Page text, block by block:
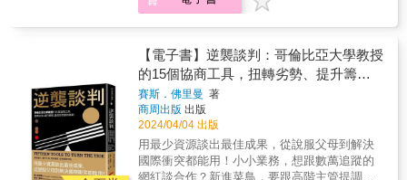
進正確的談判溝通心態和技巧。&這本書適合所
場及生活中取得成功的人，無論讀者的職業背
景、經驗閱歷、專業領域或個人興趣為何，它
不僅提供豐富的理論方法，更透過深入分析經
典電影場景，提供生動真實的案例及實用的知
識與技巧，使讀者能更加理解並應用談判溝通
的技巧和策略．面對職場及日常生活的挑戰，
提升個人生活品質，實現自己的目標和夢想。&
你，適合讀這本書嗎？莫懷疑，別猶豫，翻開
反思精進回顧自己在觀影學習過程中的成長和
收穫，並思考如何進一步提升自己的溝通技巧
慣。&加強對自身行為及態度的反思和調整。
&&持續追求個人和職業生涯的發展成長。
&&&7.理解多元文化&&觀看不同國家和文化背
景的電影，加深對文化差異的價值觀理解，提
升跨文化溝通與談判能力。提高跨文化溝通和
國際合作能力。增進對多元文化社會的敏感度
及包容心。&&拓展跨國人際網絡和就業機會。
&無論在職場上或是日常生活中，良好的談判溝
《無限賽局》作者 「雙贏談判大師告訴我們該
如何應用不可能、看似棘手的衝突來創造可能
性。尤瑞和我一樣都非常相信我們具有轉變自
己、和他人關係及這個世界的潛力，他給了我
們達成目標的工具。」 &mdash;&mdash;杜維
克（Carol Dweck），《心態致勝》作者 「50
年來，尤瑞在世界各地以其獨一無二的經歷提
供協助，幫助那些因巨大歧異而看不到和平到
來的人們。在這本標誌性的著作中，他將自己
所學到的整理成這部了不起的作品，內容非常
雅下桌，不至於撕破臉？&hellip;&hellip; &
人／中國人／法國人／美國人談判」，為何要
弱的跡象嗎？ ●談判過程中變數很多，那麼事
先計畫會有用嗎？ ●談判者除了考量所有當事
者的利益與相關法律之外，有必要考量道德問
題嗎？ &hellip;&hellip; & 本書透過心理學、政
治科學、經濟學、歷史、社會學、人類學、法
律、賽局理論、囚徒困境、決策科學、政策規
劃等領域的研究，全面介紹談判過程的概念框
架和行為方法，讓我們評估在特定情況下談判
約的那方，能夠佔據更大的優勢？你的一生
中，至少需要經過上千次甚至上萬次的談判。
談判，不是你死我活的零和遊戲，而是生活的
一部分，如何在談判後各取所需，爭取有利的
籌碼，卻又能讓對方不失顏面，甚至變得與你
更親近，是一門藝術。不論是在職場、學校、
家庭，談判都「無所不在」。親子之間的溝
通、購物時的討價還價、租屋時的租賃協議、
向公司爭取加薪升遷，乃至所有商業合作都是
談判。學會更好的談判技巧，就能帶給你更好
的生活品質。優勢談判，是你創造合作共贏的
退的公司捐款五倍、把冰箱賣給住在北極的人
都能談成！ 一想到明天要面對超難搞的魔王級
客戶就夜不成眠嗎？身處小蝦米對上大鯨魚的
談判場合，權力關係不對等的高壓情境讓你不
知如何應對嗎？ 教授協商術超過二十年的賽
斯・弗里曼知道，面對日常生活和職場上的溝
通難題，若只談原則遠遠不夠，明確直接、實
證有效的解題公式才是大家最需要的。 本書提
供十五個能迅速上手的協商工具，帶領讀者在
【電子書】逆襲談判：哥倫比亞大學教授
的15個協商工具，扭轉劣勢、提升籌
碼，達成你想要的結果！
賽斯．佛里曼 著
商周出版 出版
2024/04/04 出版
用最少資源談出最佳成果，從說服父母到解決
國際衝突都能用！小小業務，想跟數萬追蹤的
網紅談合作？新進菜鳥，要跟高階主管提調